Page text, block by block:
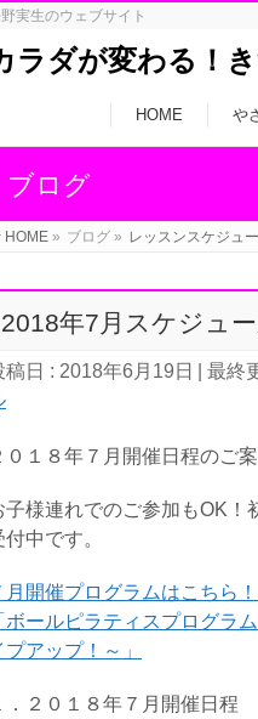
実生のウェブサイト
ラダが変わる！
HOME や
ブログ
HOME » ブログ » レッスンスケジュ
2018年7月スケジュ
稿日 : 2018年6月19日 最終
０１８年７月開催日程のご案
子様連れでのご参加もOK！
付中です。
月開催プログラムはこちら！
ボールピラティスプログラ
プアップ！～」
．２０１８年７月開催日程